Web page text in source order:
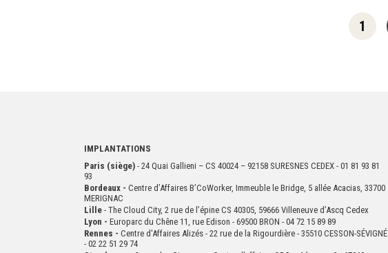
1
IMPLANTATIONS
Paris (siège) - 24 Quai Gallieni – CS 40024 – 92158 SURESNES CEDEX - 01 81 93 81
93
Bordeaux - Centre d’Affaires B’CoWorker, Immeuble le Bridge, 5 allée Acacias, 33700
MERIGNAC
Lille - The Cloud City, 2 rue de l’épine CS 40305, 59666 Villeneuve d’Ascq Cedex
Lyon - Europarc du Chêne 11, rue Edison - 69500 BRON - 04 72 15 89 89
Rennes - Centre d'Affaires Alizés - 22 rue de la Rigourdière - 35510 CESSON-SÉVIGNÉ
- 02 22 51 29 74